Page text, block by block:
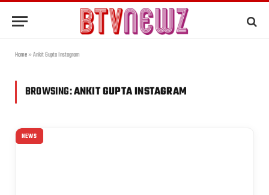
Home»Ankit Gupta Instagram
BROWSING:ANKIT GUPTA INSTAGRAM
NEWS